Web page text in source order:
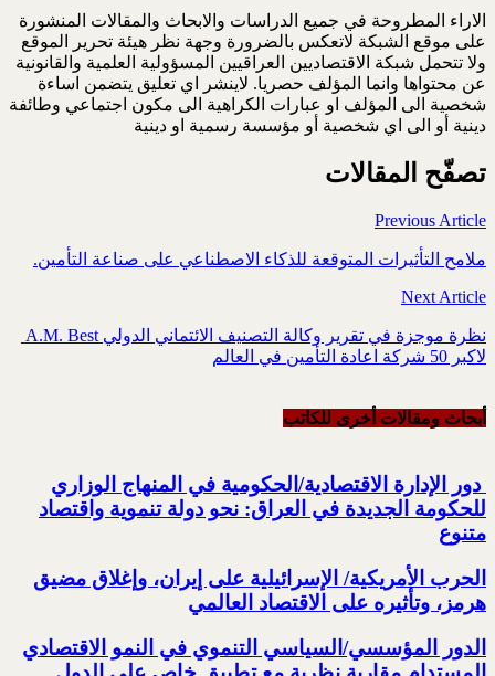
الاراء المطروحة في جميع الدراسات والابحاث والمقالات المنشورة
على موقع الشبكة لاتعكس بالضرورة وجهة نظر هيئة تحرير الموقع
ولا تتحمل شبكة الاقتصاديين العراقيين المسؤولية العلمية والقانونية
عن محتواها وانما المؤلف حصريا. لاينشر اي تعليق يتضمن اساءة
شخصية الى المؤلف او عبارات الكراهية الى مكون اجتماعي وطائفة
دينية أو الى اي شخصية أو مؤسسة رسمية او دينية
تصفّح المقالات
Previous Article
ملامح التأثيرات المتوقعة للذكاء الاصطناعي على ‏صناعة التأمين.
Next Article
نظرة موجزة في تقرير وكالة التصنيف الائتماني الدولي ‏‎ A.M. Best
أبحاث ومقالات أخرى للکاتب
‏ دور الإدارة الاقتصادية/الحكومية في المنهاج الوزاري
للحكومة الجديدة في العراق: ‏نحو دولة تنموية واقتصاد
متنوع
الحرب الأمريكية/ الإسرائيلية على إيران، وإغلاق مضيق
هرمز، وتأثيره على الاقتصاد العالمي
الدور المؤسسي/السياسي التنموي في النمو الاقتصادي